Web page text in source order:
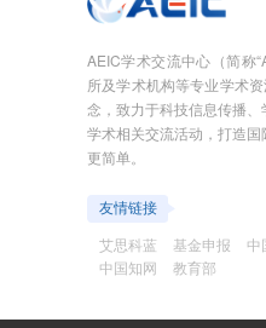
AEIC学术交流中心（简称
所及学术机构等专业学术
念，致力于科技信息传播
学术相关交流活动，打造
更简单。
友情链接
艾思科蓝
基金申报 中
中国知网
教育部